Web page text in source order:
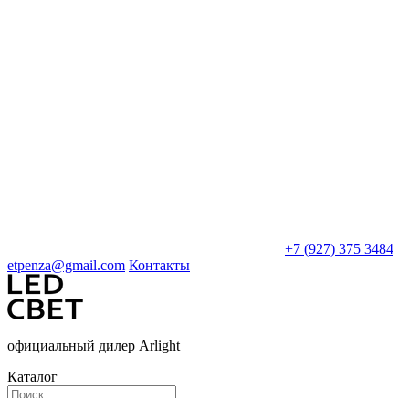
+7 (927) 375 3484
etpenza@gmail.com Контакты
официальный дилер Arlight
Каталог